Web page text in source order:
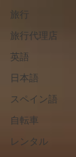
旅行
旅行代理店
英語
日本語
スペイン語
自転車
レンタル